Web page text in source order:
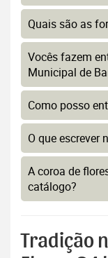
Quais são as
Vocês fazem
Municipal de
Como posso
O que escrever
A coroa de
catálogo?
Tradição